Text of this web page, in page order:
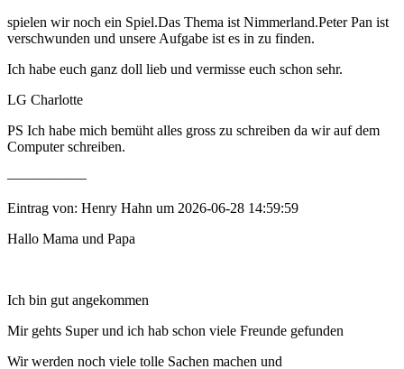
spielen wir noch ein Spiel.Das Thema ist Nimmerland.Peter Pan ist
verschwunden und unsere Aufgabe ist es in zu finden.
Ich habe euch ganz doll lieb und vermisse euch schon sehr.
LG Charlotte
PS Ich habe mich bemüht alles gross zu schreiben da wir auf dem
Computer schreiben.
—————–
Eintrag von: Henry Hahn um 2026-06-28 14:59:59
Hallo Mama und Papa
Ich bin gut angekommen
Mir gehts Super und ich hab schon viele Freunde gefunden
Wir werden noch viele tolle Sachen machen und